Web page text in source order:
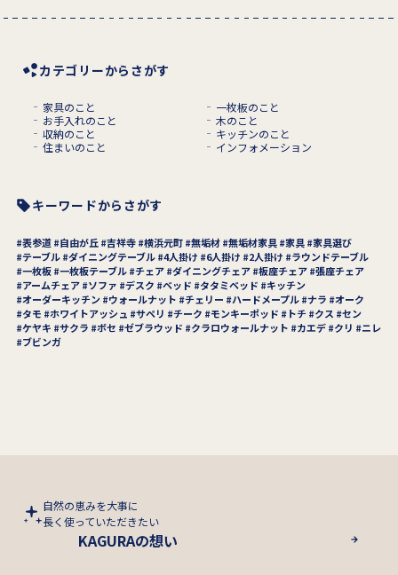
カテゴリーからさがす
家具のこと
一枚板のこと
お手入れのこと
木のこと
収納のこと
キッチンのこと
住まいのこと
インフォメーション
キーワードからさがす
表参道 自由が丘 吉祥寺 横浜元町 無垢材 無垢材家具 家具
家具選び
テーブル ダイニングテーブル 4人掛け 6人掛け 2人掛け
ラウンドテーブル
一枚板 一枚板テーブル チェア ダイニングチェア 板座チェア 張座チェア
アームチェア
ソファ デスク ベッド タタミベッド
キッチン
オーダーキッチン
ウォールナット チェリー ハードメープル ナラ
オーク
タモ
ホワイトアッシュ サペリ チーク モンキーポッド トチ クス
セン
ケヤキ
サクラ ボセ ゼブラウッド クラロウォールナット カエデ クリ
ニレ
ブビンガ
自然の恵みを大事に
長く使っていただきたい
KAGURAの想い